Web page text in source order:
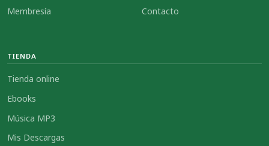
Membresía
Contacto
TIENDA
Tienda online
Ebooks
Música MP3
Mis Descargas